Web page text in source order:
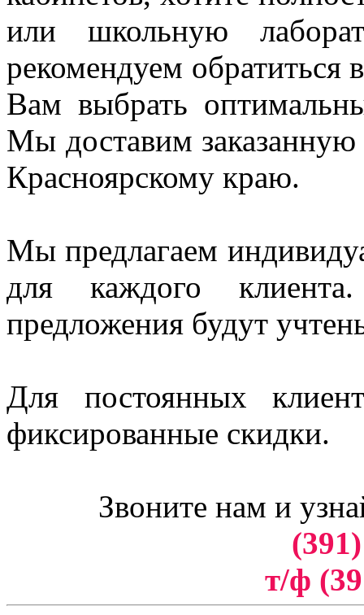
или школьную
рекомендуем
Вам выбрать
Мы доставим
Красноярскому краю.
Мы предлагаем
для каждого
предложения будут
Для постоянных
фиксированные скидки.
Звоните нам и
т/ф